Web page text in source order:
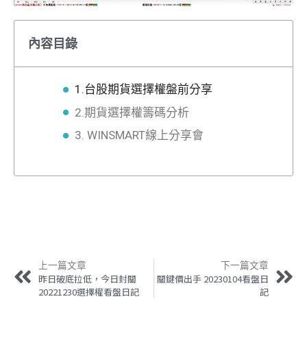
內容目錄
1.台股期貨選擇權盤前分享
2.期貨選擇權籌碼分析
3. WINSMART線上分享會
上一篇文章
昨日破底拉低，今日封關
20221230選擇權看盤日記
下一篇文章
關鍵價出手 20230104看盤日
記